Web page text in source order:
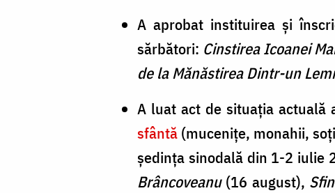
A aprobat instituirea și
sărbători: Cinstirea Icoanei
de la Mănăstirea Dintr-un
A luat act de situația actuală
sfântă (mucenițe, monahii,
ședința sinodală din 1-2 iulie
Brâncoveanu(16 august),